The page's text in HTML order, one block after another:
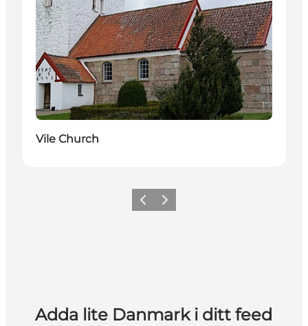
Vile Church
Föregående
Nästa
Adda lite Danmark i ditt feed